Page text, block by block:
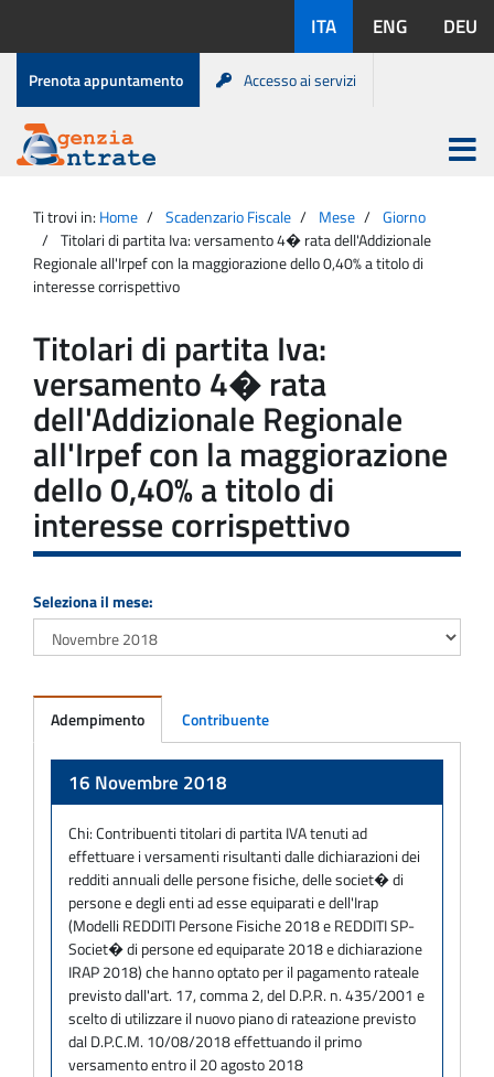
contenuto
disponibili:
ITA ENG DEU
Menu
di
servizio
Prenota appuntamento Accesso ai servizi
Agenzia
Entrate
Apri
menu
principale
Ti trovi in: Home Scadenzario Fiscale Mese
Giorno
Titolari di partita Iva: versamento 4� rata dell'Addizionale
Regionale all'Irpef con la maggiorazione dello 0,40% a titolo di
interesse corrispettivo
Titolari di partita Iva:
versamento 4� rata
dell'Addizionale Regionale
all'Irpef con la maggiorazione
dello 0,40% a titolo di
interesse corrispettivo
Seleziona il mese:
Adempimento Contribuente
16 Novembre 2018
Chi:Contribuenti titolari di partita IVA tenuti ad
effettuare i versamenti risultanti dalle dichiarazioni dei
redditi annuali delle persone fisiche, delle societ� di
persone e degli enti ad esse equiparati e dell'Irap
(Modelli REDDITI Persone Fisiche 2018 e REDDITI SP-
Societ� di persone ed equiparate 2018 e dichiarazione
IRAP 2018) che hanno optato per il pagamento rateale
previsto dall'art. 17, comma 2, del D.P.R. n. 435/2001 e
scelto di utilizzare il nuovo piano di rateazione previsto
dal D.P.C.M. 10/08/2018 effettuando il primo
versamento entro il 20 agosto 2018